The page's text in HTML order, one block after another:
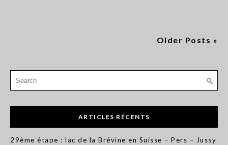
Older Posts »
for:
ARTICLES RÉCENTS
29ème étape : lac de la Brévine en Suisse – Pers – Jussy